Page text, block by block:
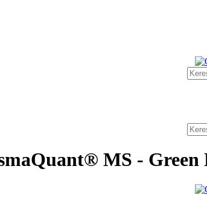
MS -